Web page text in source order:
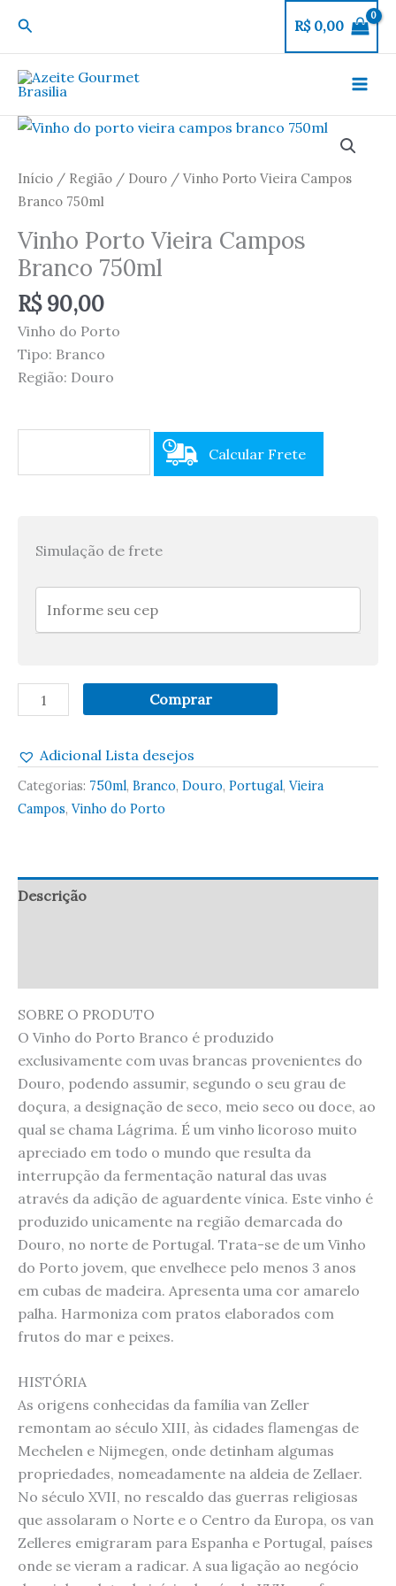
para
o
conteúdo
Pesquisar R$0,00
Início / Região / Douro / Vinho Porto Vieira Campos
Branco 750ml
Vinho Porto Vieira Campos
Branco 750ml
R$90,00
Vinho do Porto
Tipo: Branco
Região: Douro
Calcular Frete
Simulação de frete
Vinho
Vieira
Campos
750ml
quantidade
Comprar
Adicional Lista desejos
Categorias: 750ml, Branco, Douro, Portugal, Vieira
Campos, Vinho do Porto
Descrição
SOBRE O PRODUTO
O Vinho do Porto Branco é produzido
exclusivamente com uvas brancas provenientes do
Douro, podendo assumir, segundo o seu grau de
doçura, a designação de seco, meio seco ou doce, ao
qual se chama Lágrima. É um vinho licoroso muito
apreciado em todo o mundo que resulta da
interrupção da fermentação natural das uvas
através da adição de aguardente vínica. Este vinho é
produzido unicamente na região demarcada do
Douro, no norte de Portugal. Trata-se de um Vinho
do Porto jovem, que envelhece pelo menos 3 anos
em cubas de madeira. Apresenta uma cor amarelo
palha. Harmoniza com pratos elaborados com
frutos do mar e peixes.
HISTÓRIA
As origens conhecidas da família van Zeller
remontam ao século XIII, às cidades flamengas de
Mechelen e Nijmegen, onde detinham algumas
propriedades, nomeadamente na aldeia de Zellaer.
No século XVII, no rescaldo das guerras religiosas
que assolaram o Norte e o Centro da Europa, os van
Zelleres emigraram para Espanha e Portugal, países
onde se vieram a radicar. A sua ligação ao negócio